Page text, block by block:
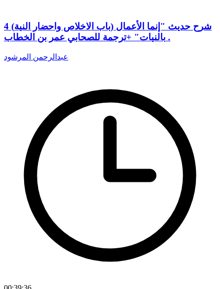
4 (باب الاخلاص واحضار النية) شرح حديث "إنما الأعمال
بالنيات" +ترجمة للصحابي عمر بن الخطاب .
عبدالرحمن المرشود